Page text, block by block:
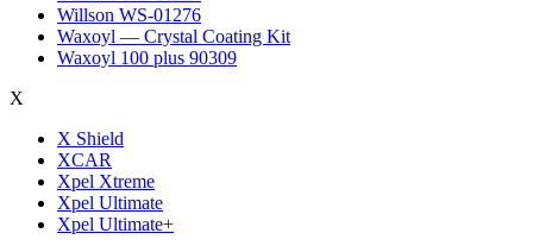
Willson WS-01276
Waxoyl — Crystal Coating Kit
Waxoyl 100 plus 90309
X
X Shield
XCAR
Xpel Xtreme
Xpel Ultimate
Xpel Ultimate+